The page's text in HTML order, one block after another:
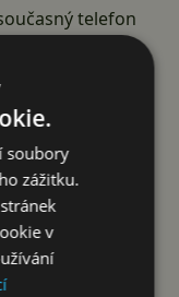
telefon
Apple a
čínští výrobci
články.
soubory
zážitku.
v